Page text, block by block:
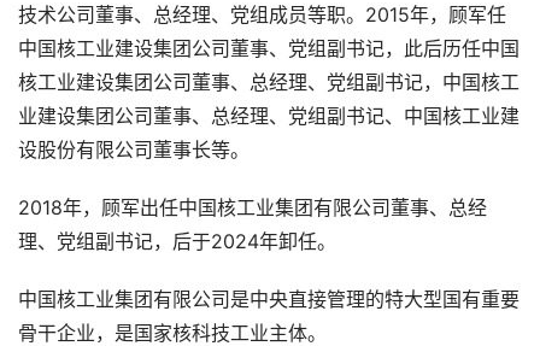
技术公司董事、总经理、党组成员等职。2015年，顾军任
中国核工业建设集团公司董事、党组副书记，此后历任中国
核工业建设集团公司董事、总经理、党组副书记，中国核工
业建设集团公司董事、总经理、党组副书记、中国核工业建
设股份有限公司董事长等。
2018年，顾军出任中国核工业集团有限公司董事、总经
理、党组副书记，后于2024年卸任。
中国核工业集团有限公司是中央直接管理的特大型国有重要
骨干企业，是国家核科技工业主体。